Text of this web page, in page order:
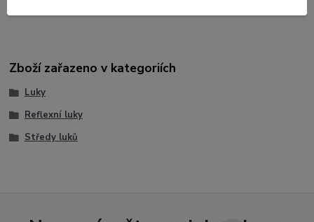
Zboží zařazeno v kategoriích
Luky
Reflexní luky
Středy luků